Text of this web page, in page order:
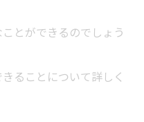
とができるのでしょう
ることについて詳しく